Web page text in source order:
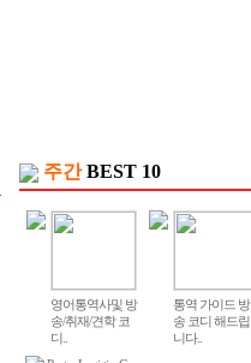
주간BEST 10
영어통역사및 방
송/취재/견학 코
디..
통역 가이드 방
송 코디 해드립
니다..